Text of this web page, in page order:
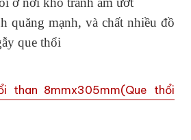
quăng mạnh, và chất nhiều đồ
que thổi
than 8mmx305mm(Que thổi